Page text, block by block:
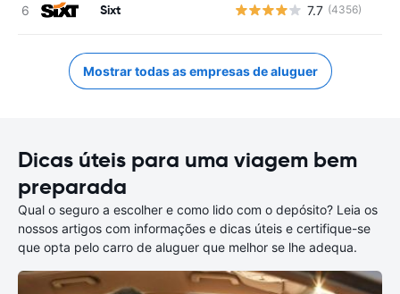
Sixt 7.7 (4356)
Mostrar todas as empresas de aluguer
Dicas úteis para uma viagem bem
preparada
Qual o seguro a escolher e como lido com o depósito? Leia os
nossos artigos com informações e dicas úteis e certifique-se
que opta pelo carro de aluguer que melhor se lhe adequa.